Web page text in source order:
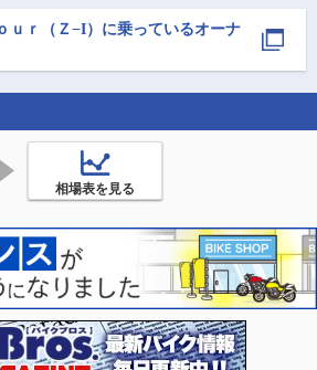
で。
ろ修理して大変で
ｕｒ（Ｚ−I） に乗っているオーナ
相場表を見る